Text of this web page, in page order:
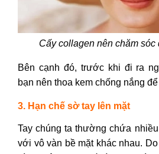
Cấy collagen nên chăm sóc
Bên cạnh đó, trước khi đi ra
bạn nên thoa kem chống nắng
3. Hạn chế sờ tay lên mặt
Tay chúng ta thường chứa
với vô vàn bề mặt khác nhau.